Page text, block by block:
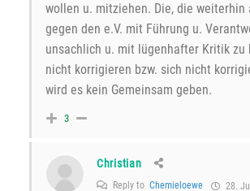
wollen u. mitziehen. Die, die weiterhin
gegen den e.V. mit Führung u.
unsachlich u. mit lügenhafter Kritik zu
nicht korrigieren bzw. sich nicht
wird es kein Gemeinsam geben.
3
Christian
Reply to Chemieloewe 28.